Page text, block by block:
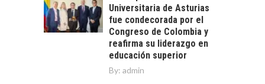
estratégica de los
recursos humanos en
las empresas…
FINANCIAMIENTO
PARA PYMES EN
CHILE:
ALTERNATIVAS MÁS
ALLÁ DEL CRÉDITO
BANCARIO
Universitaria de Asturias
fue condecorada por el
Congreso de Colombia y
reafirma su liderazgo en
educación superior
By: admin